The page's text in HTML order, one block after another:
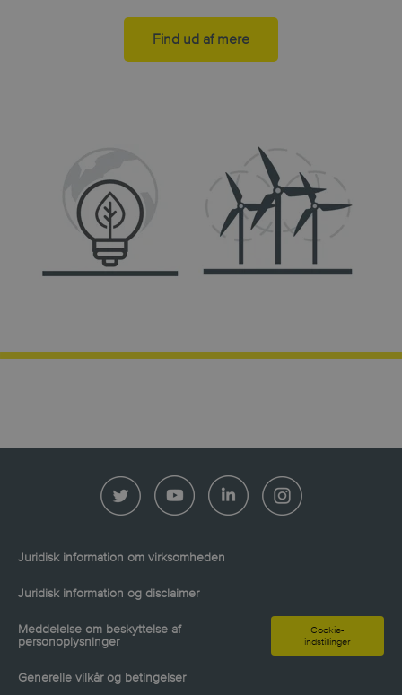
Find ud af mere
Juridisk information om virksomheden
Juridisk information og disclaimer
Meddelelse om beskyttelse af
personoplysninger
Generelle vilkår og betingelser
Cookie-
indstillinger